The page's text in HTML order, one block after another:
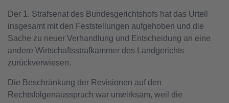
Der 1. Strafsenat des Bundesgerichtshofs hat das Urteil
insgesamt mit den Feststellungen aufgehoben und die
Sache zu neuer Verhandlung und Entscheidung an eine
andere Wirtschaftsstrafkammer des Landgerichts
zurückverwiesen.
Die Beschränkung der Revisionen auf den
Rechtsfolgenausspruch war unwirksam, weil die